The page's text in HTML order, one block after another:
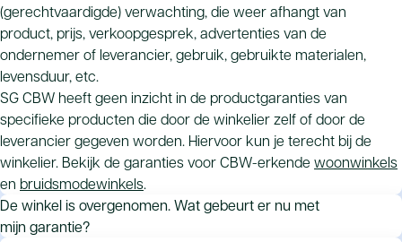
(gerechtvaardigde) verwachting, die weer afhangt van
product, prijs, verkoopgesprek, advertenties van de
ondernemer of leverancier, gebruik, gebruikte materialen,
levensduur, etc.
SG CBW heeft geen inzicht in de productgaranties van
specifieke producten die door de winkelier zelf of door de
leverancier gegeven worden. Hiervoor kun je terecht bij de
winkelier. Bekijk de garanties voor CBW-erkende woonwinkels
en bruidsmodewinkels.
De winkel is overgenomen. Wat gebeurt er nu met
mijn garantie?